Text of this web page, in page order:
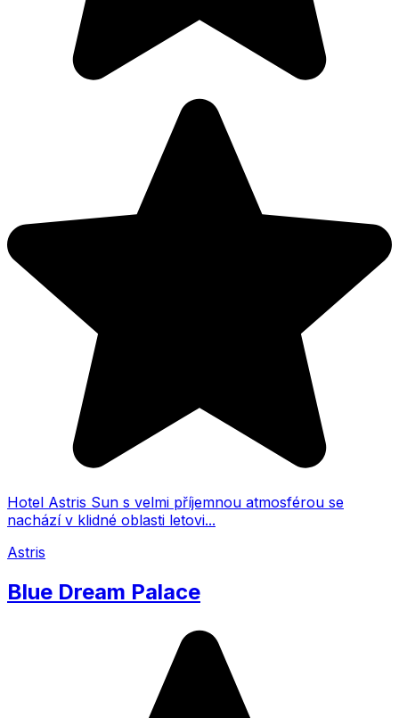
Hotel Astris Sun s velmi příjemnou atmosférou se
nachází v klidné oblasti letovi...
Astris
Blue Dream Palace